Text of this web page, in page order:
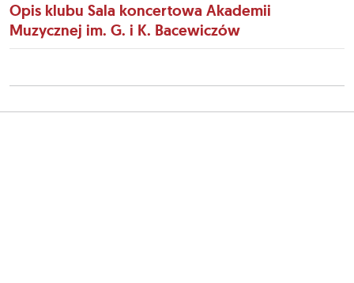
Opis klubu Sala koncertowa Akademii
Muzycznej im. G. i K. Bacewiczów